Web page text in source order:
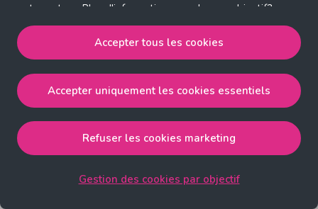
entre autres. Plus d'informations sur chaque objectif?
Cliquez sur 'Gestion des cookies par objectif'.
Notre politique de cookies
Accepter tous les cookies
strictement nécessaires, performance, fonctionnalité et
publicité ciblée.
Accepter uniquement les cookies essentielsaccepte
les cookies strictement nécessaires.
Accepter tous les cookies
Accepter uniquement les cookies essentiels
Refuser les cookies marketing
Gestion des cookies par objectif